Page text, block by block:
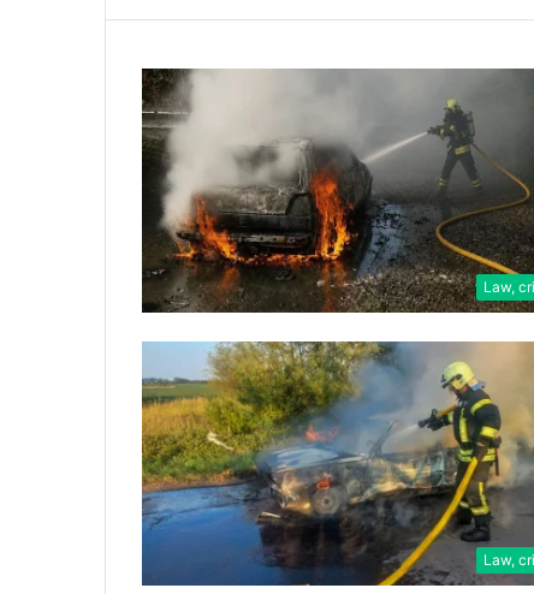
Law,
Law,